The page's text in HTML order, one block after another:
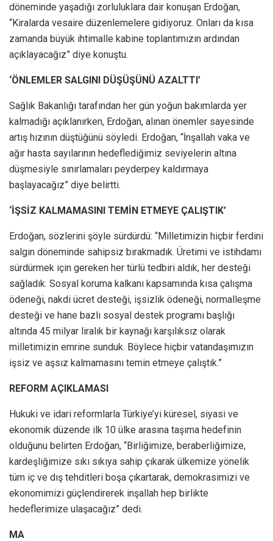
döneminde yaşadığı zorluluklara dair konuşan Erdoğan,
“Kiralarda vesaire düzenlemelere gidiyoruz. Onları da kısa
zamanda büyük ihtimalle kabine toplantımızın ardından
açıklayacağız” diye konuştu.
‘ÖNLEMLER SALGINI DÜŞÜŞÜNÜ AZALTTI’
Sağlık Bakanlığı tarafından her gün yoğun bakımlarda yer
kalmadığı açıklanırken, Erdoğan, alınan önemler sayesinde
artış hızının düştüğünü söyledi. Erdoğan, “İnşallah vaka ve
ağır hasta sayılarının hedeflediğimiz seviyelerin altına
düşmesiyle sınırlamaları peyderpey kaldırmaya
başlayacağız” diye belirtti.
‘İŞSİZ KALMAMASINI TEMİN ETMEYE ÇALIŞTIK’
Erdoğan, sözlerini şöyle sürdürdü: “Milletimizin hiçbir ferdini
salgın döneminde sahipsiz bırakmadık. Üretimi ve istihdamı
sürdürmek için gereken her türlü tedbiri aldık, her desteği
sağladık. Sosyal koruma kalkanı kapsamında kısa çalışma
ödeneği, nakdi ücret desteği, işsizlik ödeneği, normalleşme
desteği ve hane bazlı sosyal destek programı başlığı
altında 45 milyar liralık bir kaynağı karşılıksız olarak
milletimizin emrine sunduk. Böylece hiçbir vatandaşımızın
işsiz ve aşsız kalmamasını temin etmeye çalıştık.”
REFORM AÇIKLAMASI
Hukuki ve idari reformlarla Türkiye’yi küresel, siyasi ve
ekonomik düzende ilk 10 ülke arasına taşıma hedefinin
olduğunu belirten Erdoğan, “Birliğimize, beraberliğimize,
kardeşliğimize sıkı sıkıya sahip çıkarak ülkemize yönelik
tüm iç ve dış tehditleri boşa çıkartarak, demokrasimizi ve
ekonomimizi güçlendirerek inşallah hep birlikte
hedeflerimize ulaşacağız” dedi.
MA